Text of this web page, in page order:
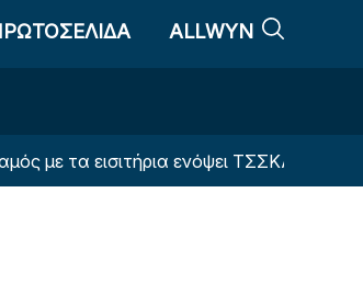
ALLWYN
εισιτήρια ενόψει ΤΣΣΚΑ 1948